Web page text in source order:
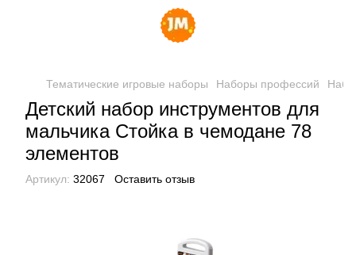
Тематические игровые наборы Наборы профессий
Детский набор инструментов для
мальчика Стойка в чемодане 78
элементов
Артикул: 32067 Оставить отзыв